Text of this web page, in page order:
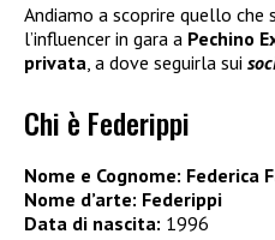
Andiamo a scoprire quello che
l’influencer in gara a Pechino
privata , a dove seguirla sui
Chi è Federippi
Nome e Cognome: Federica
Nome d’arte: Federippi
Data di nascita: 1996